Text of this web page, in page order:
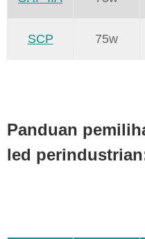
SCP 75w
Panduan
led